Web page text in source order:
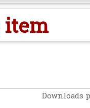
item
Downloads